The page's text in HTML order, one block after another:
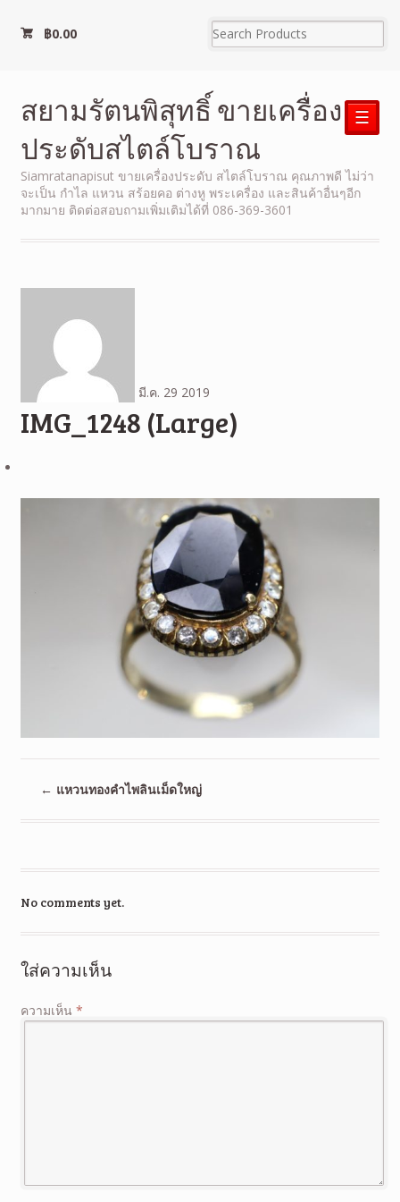
฿0.00
สยามรัตนพิสุทธิ์ ขายเครื่อง
ประดับสไตล์โบราณ
Siamratanapisut ขายเครื่องประดับ สไตล์โบราณ คุณภาพดี ไม่ว่า
จะเป็น กำไล แหวน สร้อยคอ ต่างหู พระเครื่อง และสินค้าอื่นๆอีก
มากมาย ติดต่อสอบถามเพิ่มเติมได้ที่ 086-369-3601
☰
มี.ค. 29 2019
IMG_1248 (Large)
← แหวนทองคำไพลินเม็ดใหญ่
No comments yet.
ใส่ความเห็น
ความเห็น *